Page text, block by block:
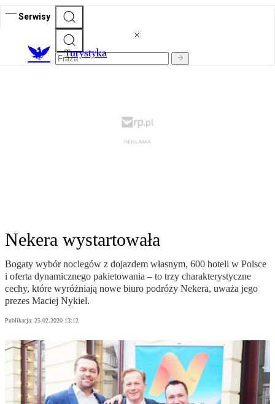
Serwisy
Turystyka
Nekera wystartowała
Bogaty wybór noclegów z dojazdem własnym, 600 hoteli w Polsce
i oferta dynamicznego pakietowania – to trzy charakterystyczne
cechy, które wyróżniają nowe biuro podróży Nekera, uważa jego
prezes Maciej Nykiel.
Publikacja: 25.02.2020 13:12